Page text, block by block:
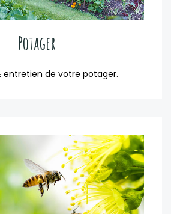
Potager
entretien de votre potager.